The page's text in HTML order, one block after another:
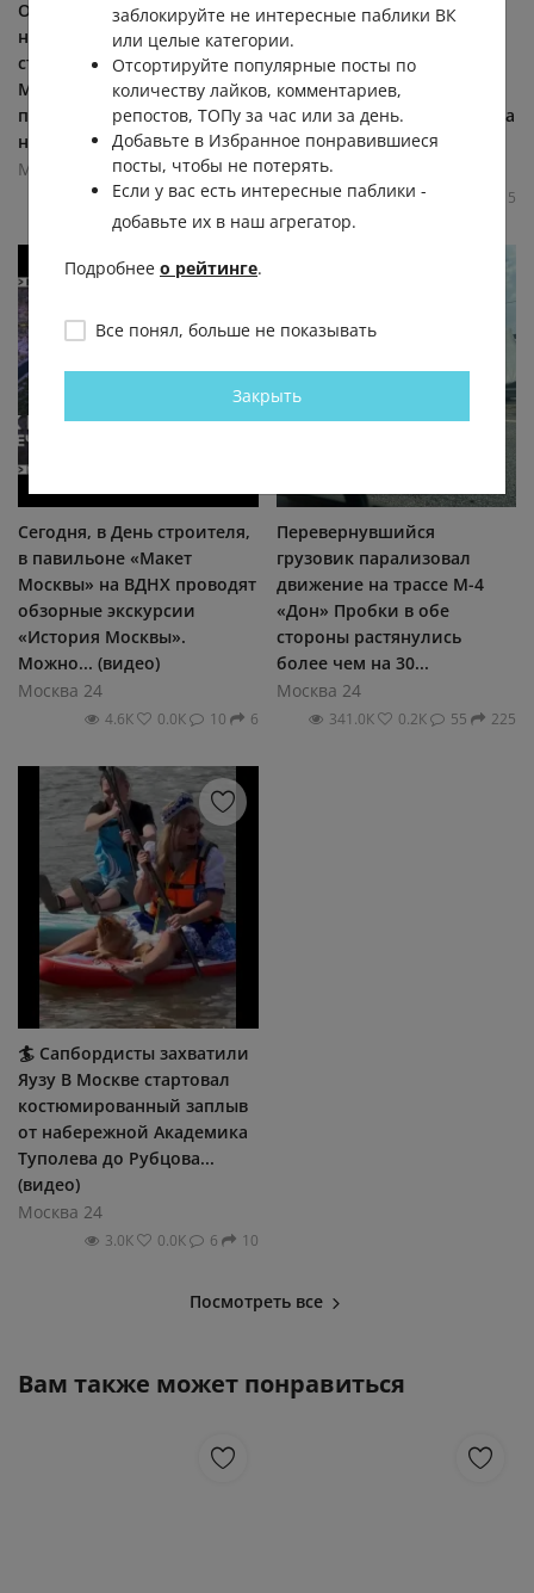
Они создают город на
наших глазах — день
строителя отметят в
Москве 9 августа. В
программе «Москва. Итоги
недели с... (видео)
Москва 24
2.6К 0.0К 1 2
Москвичи всё чаще дают
детям имена русских
богатырей 💪 Илья снова
ворвался в топ для
мальчиков — с начала года
так...
Москва 24
10.7К 0.0К 5
Сегодня, в День строителя,
в павильоне «Макет
Москвы» на ВДНХ проводят
обзорные экскурсии
«История Москвы».
Можно... (видео)
Москва 24
4.6К 0.0К 10 6
Перевернувшийся
грузовик парализовал
движение на трассе М-4
«Дон» Пробки в обе
стороны растянулись
более чем на 30...
Москва 24
341.0К 0.2К 55 225
🏄 Сапбордисты захватили
Яузу В Москве стартовал
костюмированный заплыв
от набережной Академика
Туполева до Рубцова...
(видео)
Москва 24
3.0К 0.0К 6 10
Посмотреть все
Вам также может понравиться
заблокируйте не интересные паблики ВК
или целые категории.
Отсортируйте популярные посты по
количеству лайков, комментариев,
репостов, ТОПу за час или за день.
Добавьте в Избранное понравившиеся
посты, чтобы не потерять.
Если у вас есть интересные паблики -
добавьте их в наш агрегатор.
Подробнее о рейтинге.
Все понял, больше не показывать
Закрыть